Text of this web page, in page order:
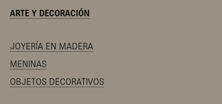
ARTE Y DECORACIÓN
JOYERÍA EN MADERA
MENINAS
OBJETOS DECORATIVOS